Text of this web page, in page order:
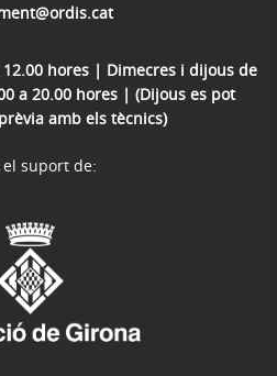
hores | Dimecres i dijous de
a 20.00 hores | (Dijous es pot
amb els tècnics)
suport de: